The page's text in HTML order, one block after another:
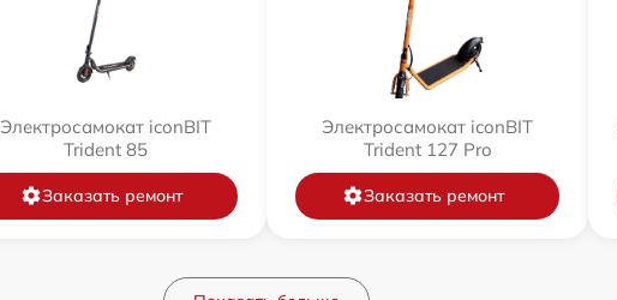
Электросамокат iconBIT
Trident 85
Заказать ремонт
Электросамокат iconBIT
Trident 127 Pro
Заказать ремонт